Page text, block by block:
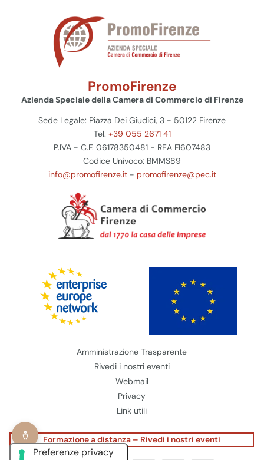
PromoFirenze
Azienda Speciale della Camera di Commercio di Firenze
Sede Legale: Piazza Dei Giudici, 3 - 50122 Firenze
Tel. +39 055 2671 41
P.IVA - C.F. 06178350481 - REA FI607483
Codice Univoco: BMMS89
info@promofirenze.it- promofirenze@pec.it
Amministrazione Trasparente
Rivedi i nostri eventi
Webmail
Privacy
Link utili
Formazione a distanza – Rivedi i nostri eventi